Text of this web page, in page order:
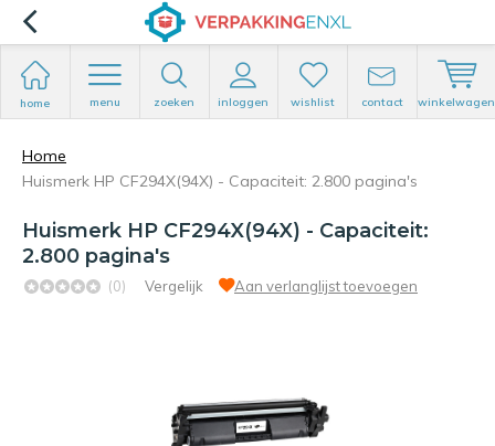
home menu zoeken inloggen wishlist contact winkelwagen
Home
Huismerk HP CF294X(94X) - Capaciteit: 2.800 pagina's
Huismerk HP CF294X(94X) - Capaciteit:
2.800 pagina's
(0) Vergelijk Aan verlanglijst toevoegen